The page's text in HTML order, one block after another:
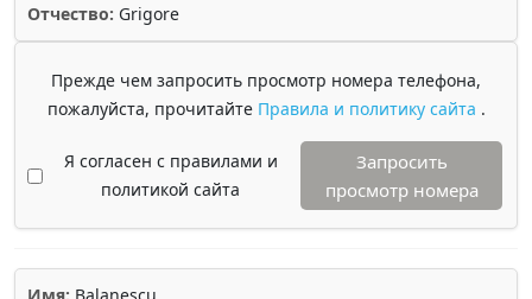
Отчество: Grigore
Прежде чем запросить просмотр номера телефона,
пожалуйста, прочитайте Правила и политику сайта .
Я согласен с правилами и
политикой сайта
Запросить
просмотр номера